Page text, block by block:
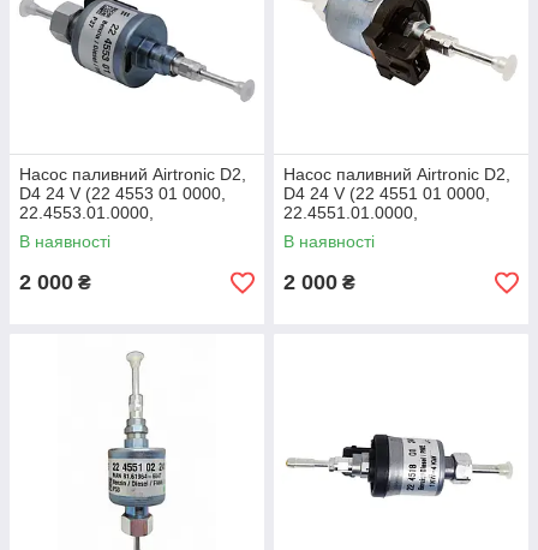
Насос паливний Airtronic D2,
D4 24 V (22 4553 01 0000,
22.4553.01.0000,
224553010000, 22 4553 01,
22455301)
В наявності
2 000 ₴
Насос паливний Airtronic D2,
D4 24 V (22 4551 01 0000,
22.4551.01.0000,
224551010000, 22 4551 01,
22.4551.01)
В наявності
2 000 ₴